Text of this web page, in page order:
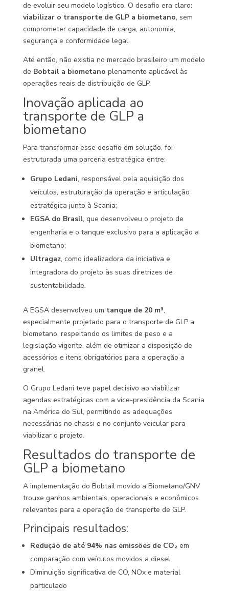
de evoluir seu modelo logístico. O desafio era claro:
viabilizar o transporte de GLP a biometano, sem
comprometer capacidade de carga, autonomia,
segurança e conformidade legal.
Até então, não existia no mercado brasileiro um modelo
de Bobtail a biometano plenamente aplicável às
operações reais de distribuição de GLP.
Inovação aplicada ao
transporte de GLP a
biometano
Para transformar esse desafio em solução, foi
estruturada uma parceria estratégica entre:
Grupo Ledani, responsável pela aquisição dos
veículos, estruturação da operação e articulação
estratégica junto à Scania;
EGSA do Brasil, que desenvolveu o projeto de
engenharia e o tanque exclusivo para a aplicação a
biometano;
Ultragaz, como idealizadora da iniciativa e
integradora do projeto às suas diretrizes de
sustentabilidade.
A EGSA desenvolveu um tanque de 20 m³,
especialmente projetado para o transporte de GLP a
biometano, respeitando os limites de peso e a
legislação vigente, além de otimizar a disposição de
acessórios e itens obrigatórios para a operação a
granel.
O Grupo Ledani teve papel decisivo ao viabilizar
agendas estratégicas com a vice-presidência da Scania
na América do Sul, permitindo as adequações
necessárias no chassi e no conjunto veicular para
viabilizar o projeto.
Resultados do transporte de
GLP a biometano
A implementação do Bobtail movido a Biometano/GNV
trouxe ganhos ambientais, operacionais e econômicos
relevantes para a operação de transporte de GLP.
Principais resultados:
Redução de até 94% nas emissões de CO₂em
comparação com veículos movidos a diesel
Diminuição significativa de CO, NOx e material
particulado